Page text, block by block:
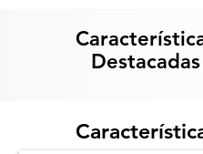
Destacadas